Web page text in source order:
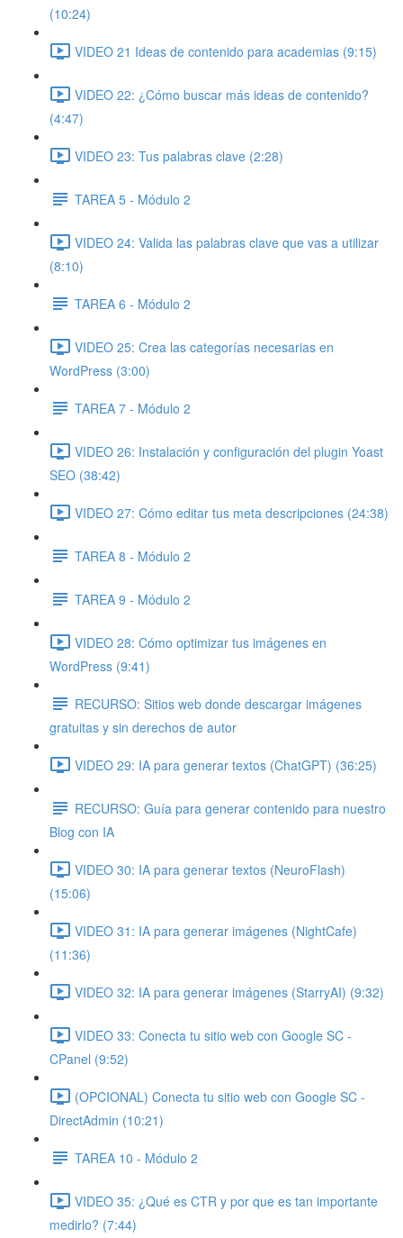
(10:24)
VIDEO 21 Ideas de contenido para academias (9:15)
VIDEO 22: ¿Cómo buscar más ideas de contenido?
(4:47)
VIDEO 23: Tus palabras clave (2:28)
TAREA 5 - Módulo 2
VIDEO 24: Valida las palabras clave que vas a utilizar
(8:10)
TAREA 6 - Módulo 2
VIDEO 25: Crea las categorías necesarias en
WordPress (3:00)
TAREA 7 - Módulo 2
VIDEO 26: Instalación y configuración del plugin Yoast
SEO (38:42)
VIDEO 27: Cómo editar tus meta descripciones (24:38)
TAREA 8 - Módulo 2
TAREA 9 - Módulo 2
VIDEO 28: Cómo optimizar tus imágenes en
WordPress (9:41)
RECURSO: Sitios web donde descargar imágenes
gratuitas y sin derechos de autor
VIDEO 29: IA para generar textos (ChatGPT) (36:25)
RECURSO: Guía para generar contenido para nuestro
Blog con IA
VIDEO 30: IA para generar textos (NeuroFlash)
(15:06)
VIDEO 31: IA para generar imágenes (NightCafe)
(11:36)
VIDEO 32: IA para generar imágenes (StarryAI) (9:32)
VIDEO 33: Conecta tu sitio web con Google SC -
CPanel (9:52)
(OPCIONAL) Conecta tu sitio web con Google SC -
DirectAdmin (10:21)
TAREA 10 - Módulo 2
VIDEO 35: ¿Qué es CTR y por que es tan importante
medirlo? (7:44)